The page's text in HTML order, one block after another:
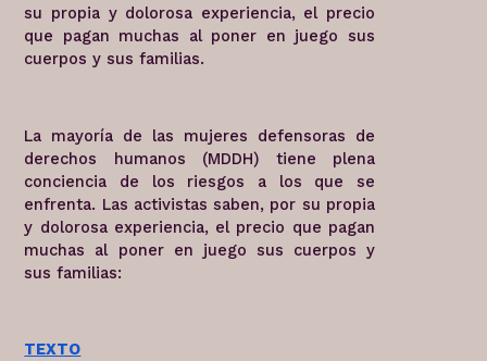
su propia y dolorosa experiencia, el precio
que pagan muchas al poner en juego sus
cuerpos y sus familias.
La mayoría de las mujeres defensoras de
derechos humanos (MDDH) tiene plena
conciencia de los riesgos a los que se
enfrenta. Las activistas saben, por su propia
y dolorosa experiencia, el precio que pagan
muchas al poner en juego sus cuerpos y
sus familias:
TEXTO